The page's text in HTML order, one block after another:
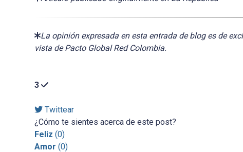
La opinión expresada en esta entrada de blog es de
vista de Pacto Global Red Colombia.
3
Twittear
¿Cómo te sientes acerca de este post?
Feliz (0)
Amor (0)